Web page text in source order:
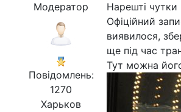
Модератор
Повідомлень:
1270
Харьков
Нарешті чутки
Офіційний
виявилося,
ще під час
Тут можна